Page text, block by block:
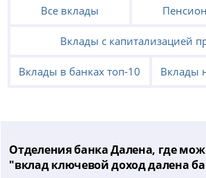
Все вклады
Вклады с капитализацией
Вклады в банках топ-10 Вклады
Отделения банка Далена, где
"вклад ключевой доход далена